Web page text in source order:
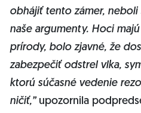
obhájiť tento zámer,
naše argumenty. Hoci
prírody, bolo zjavné, že
zabezpečiť odstrel vlka,
ktorú súčasné vedenie
ničiť,”upozornila